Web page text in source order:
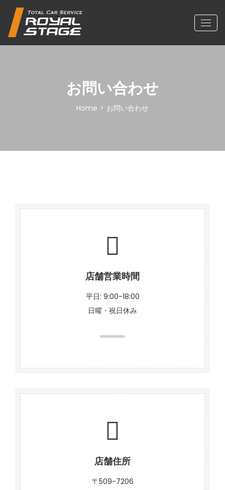
お問い合わせ
Home > お問い合わせ
店舗営業時間
平日: 9:00-18:00
日曜・祝日休み
店舗住所
〒509-7206